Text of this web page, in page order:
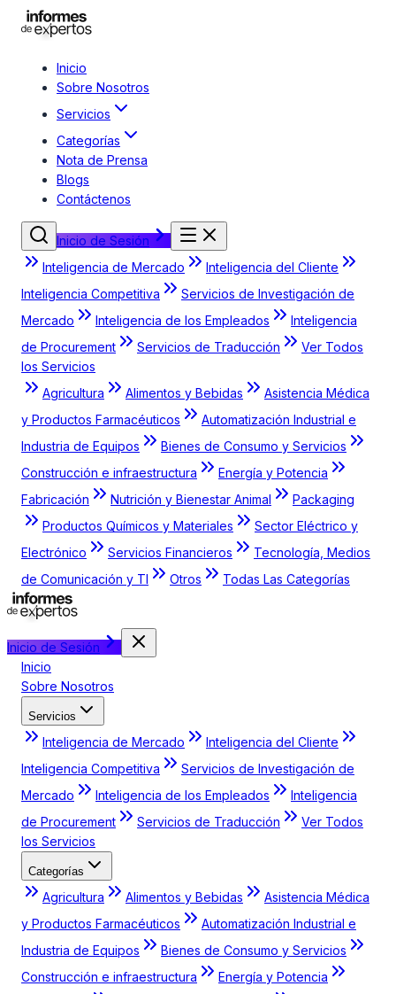
Inicio
Sobre Nosotros
Servicios
Categorías
Nota de Prensa
Blogs
Contáctenos
Inicio de Sesión
Inteligencia de Mercado
Inteligencia del Cliente
Inteligencia Competitiva
Servicios de Investigación de
Mercado
Inteligencia de los Empleados
Inteligencia
de Procurement
Servicios de Traducción
Ver Todos
los Servicios
Agricultura
Alimentos y Bebidas
Asistencia Médica
y Productos Farmacéuticos
Automatización Industrial e
Industria de Equipos
Bienes de Consumo y Servicios
Construcción e infraestructura
Energía y Potencia
Fabricación
Nutrición y Bienestar Animal
Packaging
Productos Químicos y Materiales
Sector Eléctrico y
Electrónico
Servicios Financieros
Tecnología, Medios
de Comunicación y TI
Otros Todas Las Categorías
Inicio de Sesión
Inicio
Sobre Nosotros
Servicios
Inteligencia de Mercado
Inteligencia del Cliente
Inteligencia Competitiva
Servicios de Investigación de
Mercado
Inteligencia de los Empleados
Inteligencia
de Procurement
Servicios de Traducción
Ver Todos
los Servicios
Categorías
Agricultura Alimentos y Bebidas
Asistencia Médica
y Productos Farmacéuticos
Automatización Industrial e
Industria de Equipos
Bienes de Consumo y Servicios
Construcción e infraestructura
Energía y Potencia